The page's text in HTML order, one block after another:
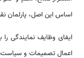
اساس این اصل، پارلمان
ایفای وظایف نمایندگی را
اعمال تصمیمات و